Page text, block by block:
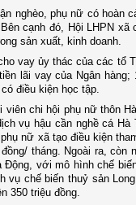
nghèo, phụ nữ có
Bên cạnh đó, Hội LHPN xã
sản xuất, kinh doanh.
vay ủy thác của các tổ
lãi vay của Ngân
điều kiện học tập.
viên chi hội phụ nữ thôn
vụ hậu cần nghề cá
nữ xã tạo điều kiện
tháng. Ngoài ra, còn
với mô hình chế
vụ chế biến thuỷ sản
350 triệu đồng.